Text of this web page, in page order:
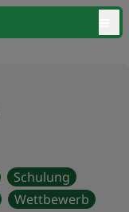
Schulung
Wettbewerb